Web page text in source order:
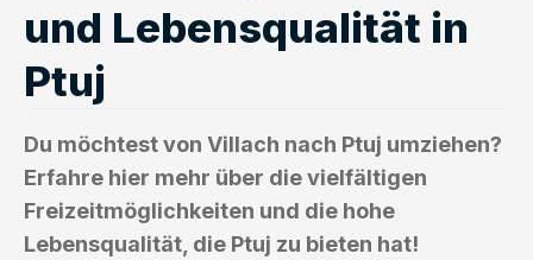
und Lebensqualität in
Ptuj
Du möchtest von Villach nach Ptuj umziehen?
Erfahre hier mehr über die vielfältigen
Freizeitmöglichkeiten und die hohe
Lebensqualität, die Ptuj zu bieten hat!